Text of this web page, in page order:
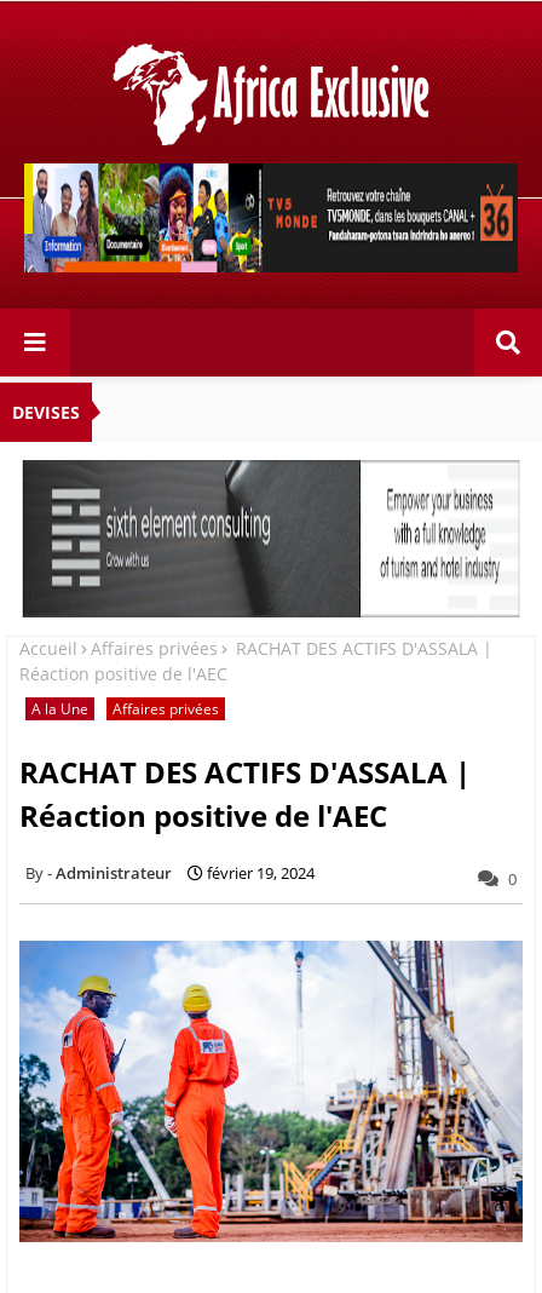
Retrouvez votre chaîne @TV5MONDE, dans les bouquets
CANAL+ 36 . Fandaharam-potoana tsara indrindra ho
anareo!
DEVISES
Accueil Affaires privées
RACHAT DES ACTIFS D'ASSALA |
Réaction positive de l'AEC
A la Une Affaires privées
RACHAT DES ACTIFS D'ASSALA |
Réaction positive de l'AEC
Administrateur février 19, 2024 0